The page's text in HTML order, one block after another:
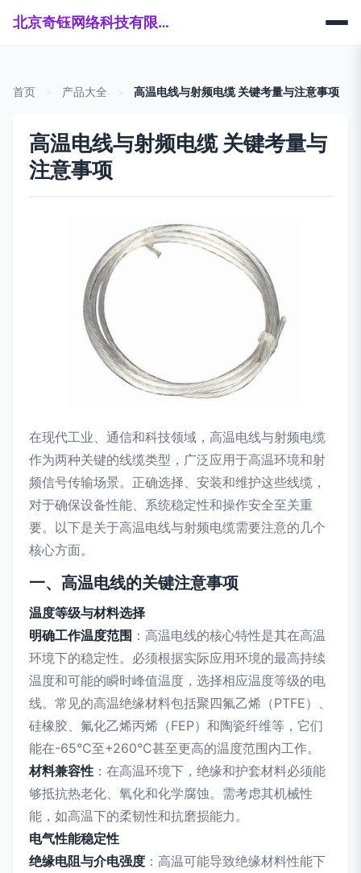
北京奇钰网络科技有限公司
首页 产品大全 高温电线与射频电缆 关键考量与注意事项
高温电线与射频电缆 关键考量与
注意事项
在现代工业、通信和科技领域，高温电线与射频电缆
作为两种关键的线缆类型，广泛应用于高温环境和射
频信号传输场景。正确选择、安装和维护这些线缆，
对于确保设备性能、系统稳定性和操作安全至关重
要。以下是关于高温电线与射频电缆需要注意的几个
核心方面。
一、高温电线的关键注意事项
温度等级与材料选择
明确工作温度范围 ：高温电线的核心特性是其在高温
环境下的稳定性。必须根据实际应用环境的最高持续
温度和可能的瞬时峰值温度，选择相应温度等级的电
线。常见的高温绝缘材料包括聚四氟乙烯（PTFE）、
硅橡胶、氟化乙烯丙烯（FEP）和陶瓷纤维等，它们
能在-65°C至+260°C甚至更高的温度范围内工作。
材料兼容性 ：在高温环境下，绝缘和护套材料必须能
够抵抗热老化、氧化和化学腐蚀。需考虑其机械性
能，如高温下的柔韧性和抗磨损能力。
电气性能稳定性
绝缘电阻与介电强度 ：高温可能导致绝缘材料性能下